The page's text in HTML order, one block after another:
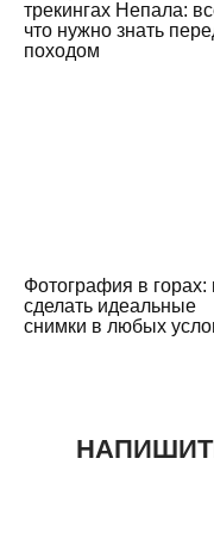
трекингах Непала:
что нужно знать
походом
Фотография в горах:
сделать идеальные
снимки в любых